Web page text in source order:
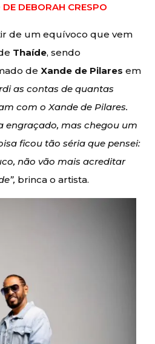
DEBORAH CRESPO
de um equívoco que vem
Thaíde, sendo
de Xande de Pilares em
as contas de quantas
com o Xande de Pilares.
engraçado, mas chegou um
ficou tão séria que pensei:
não vão mais acreditar
brinca o artista.